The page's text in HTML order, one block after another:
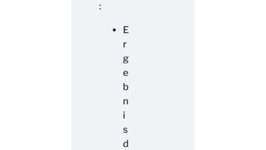
:
E
r
g
e
b
n
i
s
d